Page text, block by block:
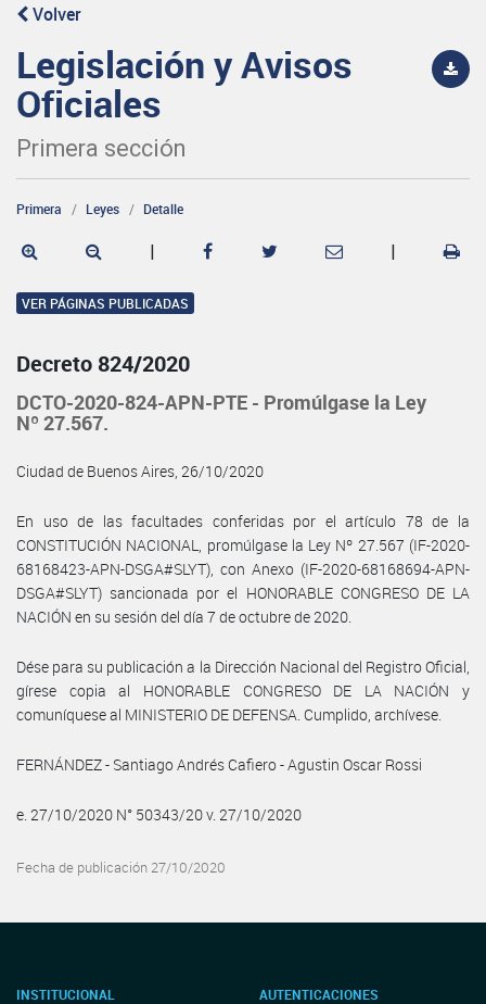
Volver
Legislación y Avisos
Oficiales
Primera sección
Primera Leyes Detalle
| |
VER PÁGINAS PUBLICADAS
Decreto 824/2020
DCTO-2020-824-APN-PTE - Promúlgase la Ley
Nº 27.567.
Ciudad de Buenos Aires, 26/10/2020
En uso de las facultades conferidas por el artículo 78 de la
CONSTITUCIÓN NACIONAL, promúlgase la Ley Nº 27.567 (IF-2020-
68168423-APN-DSGA#SLYT), con Anexo (IF-2020-68168694-APN-
DSGA#SLYT) sancionada por el HONORABLE CONGRESO DE LA
NACIÓN en su sesión del día 7 de octubre de 2020.
Dése para su publicación a la Dirección Nacional del Registro Oficial,
gírese copia al HONORABLE CONGRESO DE LA NACIÓN y
comuníquese al MINISTERIO DE DEFENSA. Cumplido, archívese.
FERNÁNDEZ - Santiago Andrés Cafiero - Agustin Oscar Rossi
e. 27/10/2020 N° 50343/20 v. 27/10/2020
Fecha de publicación 27/10/2020
INSTITUCIONAL AUTENTICACIONES